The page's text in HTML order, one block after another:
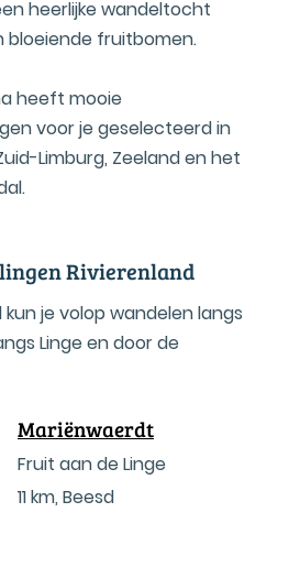
heerlijke wandeltocht
bloeiende fruitbomen.
heeft mooie
voor je geselecteerd in
Limburg, Zeeland en het
Rivierenland
je volop wandelen langs
Linge en door de
Mariënwaerdt
Fruit aan de Linge
11 km, Beesd